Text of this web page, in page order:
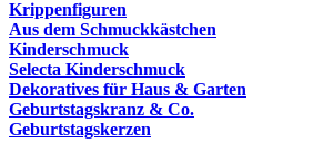
Krippenfiguren
Aus dem Schmuckkästchen
Kinderschmuck
Selecta Kinderschmuck
Dekoratives für Haus & Garten
Geburtstagskranz & Co.
Geburtstagskerzen